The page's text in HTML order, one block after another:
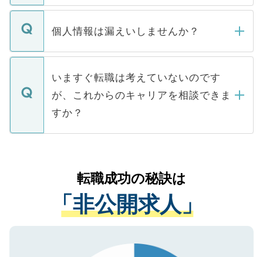
ません。
■応募殺到を避けるため 人気のある医療機
関を公にしてしまうと、応募が殺到する場
に、医療機関が求める条件に合った人材の
みを人材紹介会社に依頼するケースが増え
ています。
転職・入職を強要することは一切ありませ
ん。また、仮に応募先から内定をいただい
定を承諾する必要はありません。内定先へ
の辞退の連絡はキャリアパートナーが行い
ますので、ご安心ください。
個人情報は漏えいしませんか？
個人情報が漏えいすることはありませんの
で、ご安心ください。当サイトからの登録
などで収集したご登録者様の個人情報は、
ご本人のキャリアアップおよび転職活動の
支援を目的に使用いたします。お預かりし
ているすべての個人データはご本人の許可
は、個人情報の取り扱いについての厳密な
管理基準を満たした事業者のみに付与され
る、プライバシーマークを取得済みです。
ご登録いただいた個人情報は、SSL（デー
で、機密保持に関してもご安心ください。
いますぐ転職は考えていないのです
が、これからのキャリアを相談できま
すか？
かがいして、現在の医療機関の状況や紹介
経験をまじえながら、適切なアドバイスを
させていただきます。すぐにご転職をされ
ない方には、長期的なサポートが可能です
ので、まずはご登録ください。
転職成功の秘訣は
「非公開求人」